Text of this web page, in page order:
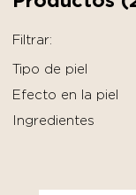
Filtrar:
Tipo de piel
Efecto en la piel
Ingredientes